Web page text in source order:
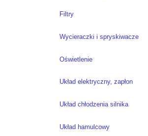
Filtry
Wycieraczki i spryskiwacze
Oświetlenie
Układ elektryczny, zapłon
Układ chłodzenia silnika
Układ hamulcowy